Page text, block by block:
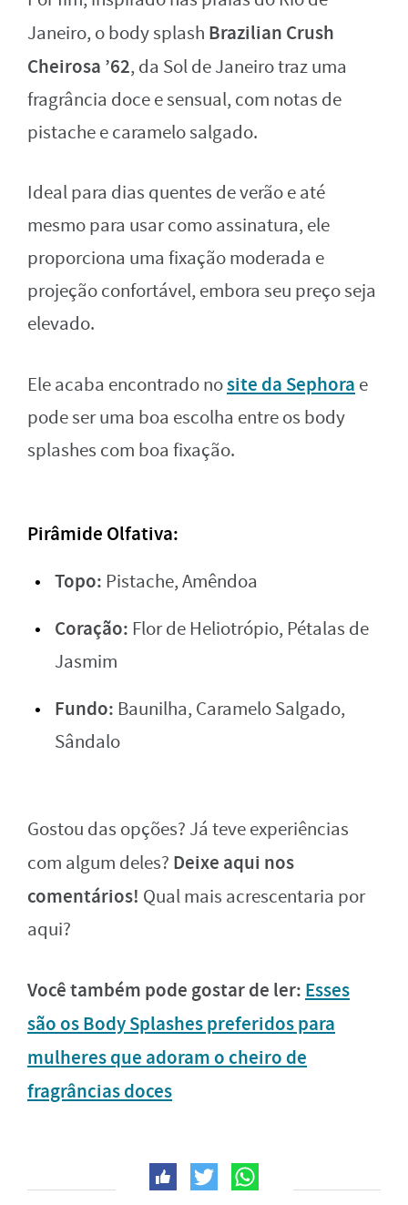
Janeiro, o body splash Brazilian Crush
Cheirosa ’62, da Sol de Janeiro traz uma
fragrância doce e sensual, com notas de
pistache e caramelo salgado.
Ideal para dias quentes de verão e até
mesmo para usar como assinatura, ele
proporciona uma fixação moderada e
projeção confortável, embora seu preço seja
elevado.
Ele acaba encontrado nosite da Sephora e
pode ser uma boa escolha entre os body
splashes com boa fixação.
Pirâmide Olfativa:
Topo: Pistache, Amêndoa
Coração: Flor de Heliotrópio, Pétalas de
Jasmim
Fundo: Baunilha, Caramelo Salgado,
Sândalo
Gostou das opções? Já teve experiências
com algum deles? Deixe aqui nos
comentários! Qual mais acrescentaria por
aqui?
Você também pode gostar de ler: Esses
são os Body Splashes preferidos para
mulheres que adoram o cheiro de
fragrâncias doces